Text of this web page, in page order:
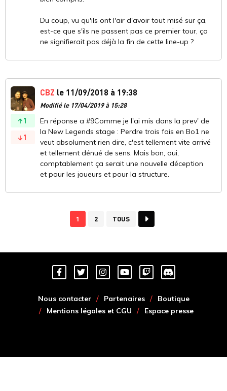
Du coup, vu qu'ils ont l'air d'avoir tout misé sur ça,
est-ce que s'ils ne passent pas ce premier tour, ça
ne signifierait pas déjà la fin de cette line-up ?
1
1
CBZ le 11/09/2018 à 19:38
Modifié le 17/04/2019 à 15:28
En réponse a #9Comme je l'ai mis dans la prev' de
la New Legends stage : Perdre trois fois en Bo1 ne
veut absolument rien dire, c'est tellement vite arrivé
et tellement dénué de sens. Mais bon, oui,
comptablement ça serait une nouvelle déception
et pour les joueurs et pour la structure.
1 2 TOUS
Nous contacter Partenaires
Boutique
Mentions légales et CGU
Espace presse